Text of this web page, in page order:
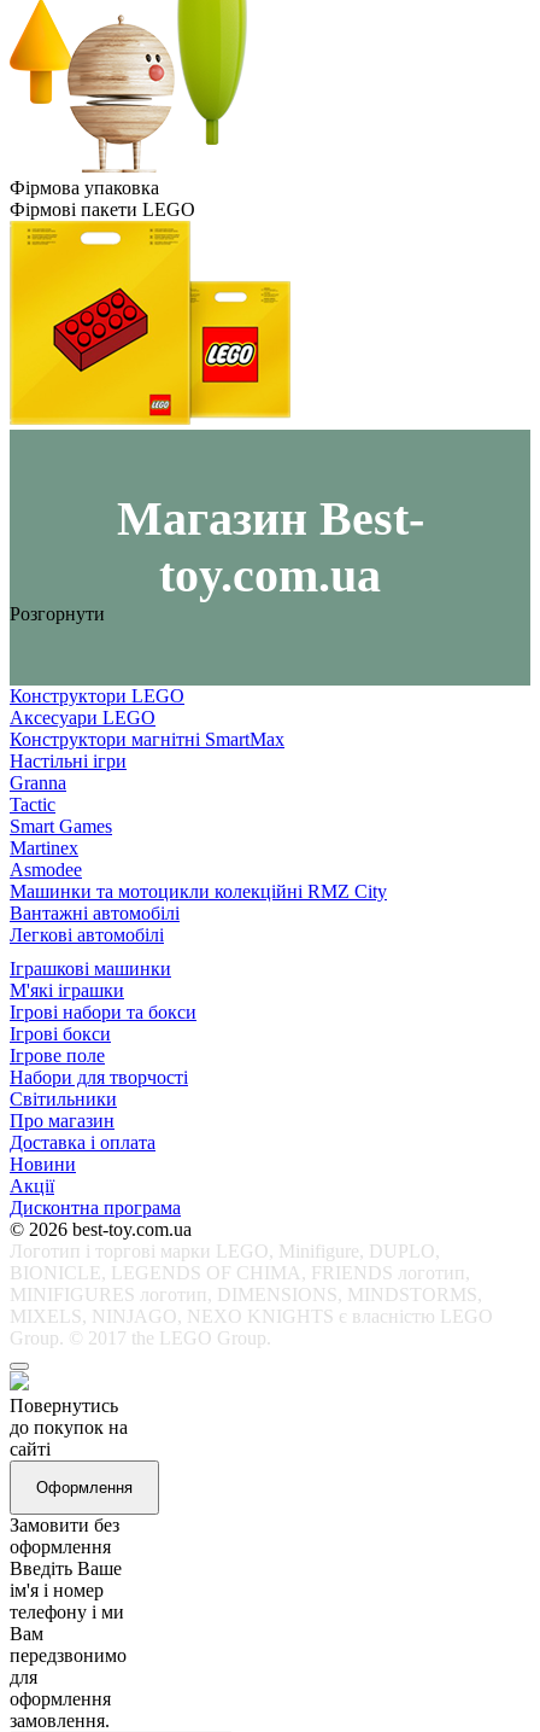
Фірмова упаковка
Фірмові пакети LEGO
Maгазин Best-
toy.com.ua
Розгорнути
Конструктори LEGO
Аксесуари LEGO
Конструктори магнітні SmartMax
Настільні ігри
Granna
Tactic
Smart Games
Martinex
Asmodee
Машинки та мотоцикли колекційні RMZ City
Вантажні автомобілі
Легкові автомобілі
Іграшкові машинки
М'які іграшки
Ігрові набори та бокси
Ігрові бокси
Ігрове поле
Набори для творчості
Світильники
Про магазин
Доставка і оплата
Новини
Акції
Дисконтна програма
© 2026 best-toy.com.ua
Логотип і торгові марки LEGO, Minifigure, DUPLO,
BIONICLE, LEGENDS OF CHIMA, FRIENDS логотип,
MINIFIGURES логотип, DIMENSIONS, MINDSTORMS,
MIXELS, NINJAGO, NEXO KNIGHTS є власністю LEGO
Group. © 2017 the LEGO Group.
Повернутись
до покупок на
сайті
Оформлення
Замовити без
оформлення
Введіть Ваше
ім'я і номер
телефону і ми
Вам
передзвонимо
для
оформлення
замовлення.